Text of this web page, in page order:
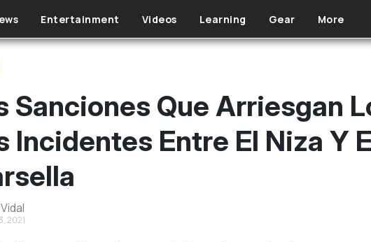
Entertainment Videos Learning Gear More
Sanciones Que Arriesgan
Incidentes Entre El Niza Y
2021